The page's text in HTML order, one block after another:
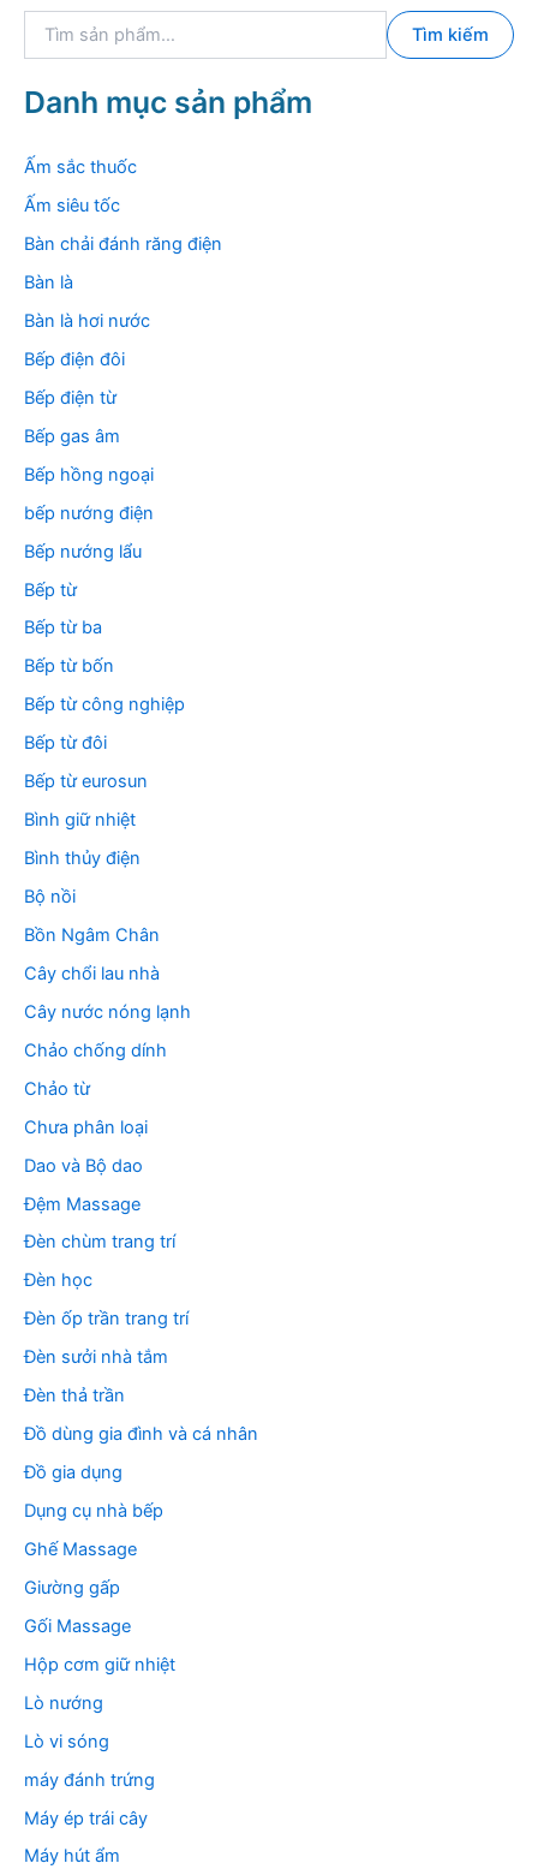
k
i
m
Tìm kiếm
Danh mục sản phẩm
Ấm sắc thuốc
Ấm siêu tốc
Bàn chải đánh răng điện
Bàn là
Bàn là hơi nước
Bếp điện đôi
Bếp điện từ
Bếp gas âm
Bếp hồng ngoại
bếp nướng điện
Bếp nướng lẩu
Bếp từ
Bếp từ ba
Bếp từ bốn
Bếp từ công nghiệp
Bếp từ đôi
Bếp từ eurosun
Bình giữ nhiệt
Bình thủy điện
Bộ nồi
Bồn Ngâm Chân
Cây chổi lau nhà
Cây nước nóng lạnh
Chảo chống dính
Chảo từ
Chưa phân loại
Dao và Bộ dao
Đệm Massage
Đèn chùm trang trí
Đèn học
Đèn ốp trần trang trí
Đèn sưởi nhà tắm
Đèn thả trần
Đồ dùng gia đình và cá nhân
Đồ gia dụng
Dụng cụ nhà bếp
Ghế Massage
Giường gấp
Gối Massage
Hộp cơm giữ nhiệt
Lò nướng
Lò vi sóng
máy đánh trứng
Máy ép trái cây
Máy hút ẩm